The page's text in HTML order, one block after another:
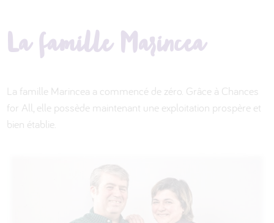
La famille Marincea
La famille Marincea a commencé de zéro. Grâce à Chances
for All, elle possède maintenant une exploitation prospère et
bien établie.